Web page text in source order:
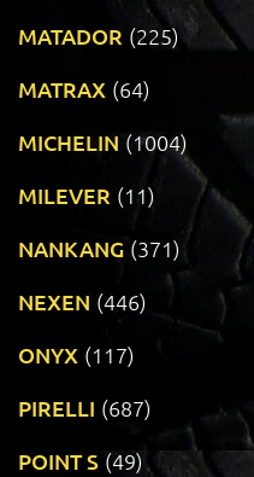
MATADOR (225)
MATRAX (64)
MICHELIN (1004)
MILEVER (11)
NANKANG (371)
NEXEN (446)
ONYX (117)
PIRELLI (687)
POINT S (49)